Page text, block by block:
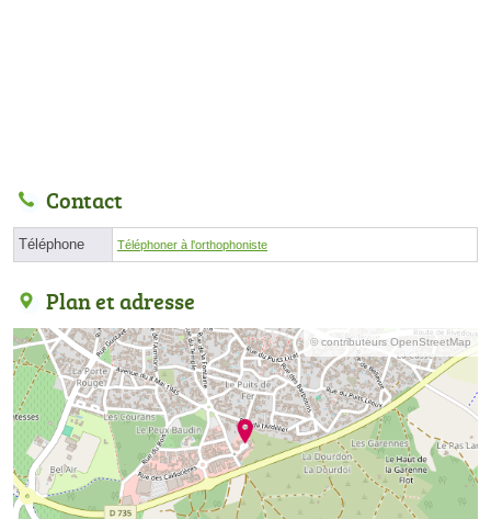
Contact
Téléphone Téléphoner à l'orthophoniste
Plan et adresse
© contributeurs OpenStreetMap